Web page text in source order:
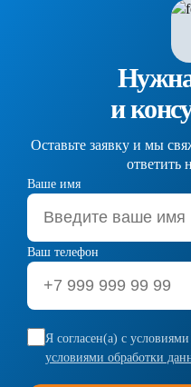
и
Оставьте заявку и мы
ответить
Ваше имя
Ваш телефон
Я согласен(а) с условиями
условиями обработки